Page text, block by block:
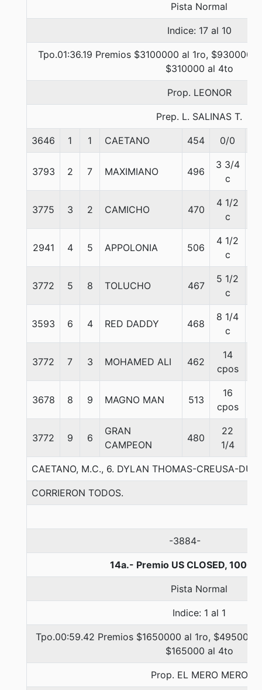
Pista Normal
Indice: 17 al 10
Tpo.01:36.19 Premios $3100000 al 1ro, $930000
$310000 al 4to
Prop. LEONOR
Prep. L. SALINAS T.
3646 1 1 CAETANO 454 0/0
3793 2 7 MAXIMIANO 496
3 3/4
c
3775 3 2 CAMICHO 470
4 1/2
c
2941 4 5 APPOLONIA 506
4 1/2
c
3772 5 8 TOLUCHO 467
5 1/2
c
3593 6 4 RED DADDY 468
8 1/4
c
3772 7 3 MOHAMED ALI 462
14
cpos
3678 8 9 MAGNO MAN 513
16
cpos
3772 9 6
GRAN
CAMPEON
480
22
1/4
CAETANO, M.C., 6. DYLAN THOMAS-CREUSA-
CORRIERON TODOS.
-3884-
14a.- Premio US CLOSED, 1000
Pista Normal
Indice: 1 al 1
Tpo.00:59.42 Premios $1650000 al 1ro, $495000
$165000 al 4to
Prop. EL MERO MERO